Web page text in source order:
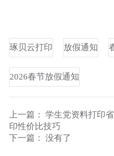
琢贝云打印 放假通知
2026春节放假通知
上一篇： 学生党资料打印
印性价比技巧
下一篇： 没有了